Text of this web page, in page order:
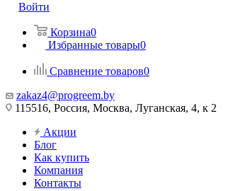
Войти
Корзина0
Избранные товары0
Сравнение товаров0
zakaz4@progreem.by
115516, Россия, Москва, Луганская, 4, к 2
Акции
Блог
Как купить
Компания
Контакты